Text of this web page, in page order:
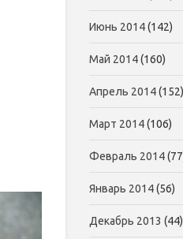
Июнь 2014(142)
Май 2014(160)
Апрель 2014(152)
Март 2014(106)
Февраль 2014
Январь 2014(56)
Декабрь 2013 (44)